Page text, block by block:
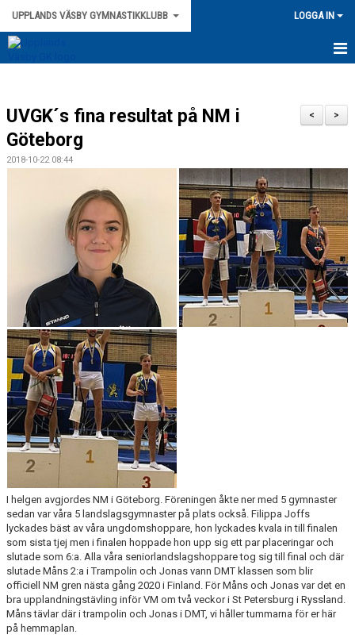
UPPLANDS VÄSBY GYMNASTIKKLUBB LOGGA IN
NYHETER
ANMÄLAN
TRUPPGYMNASTIK
BARNGYMNASTIK
LÄGER
KIROPRAKTOR
LEDARE
UTBILDNING FÖR LEDARE
OM KLUBBEN
>
<
UVGK´s fina resultat på NM i
Göteborg
2018-10-22 08:44
I helgen avgjordes NM i Göteborg. Föreningen åkte ner med 5 gymnaster
sedan var våra 5 landslagsgymnaster på plats också. Filippa Joffs
lyckades bäst av våra ungdomshoppare, hon lyckades kvala in till finalen
som sista tjej men i finalen hoppade hon upp sig ett par placeringar och
slutade som 6:a. Alla våra seniorlandslagshoppare tog sig till final och där
slutade Måns 2:a i Trampolin och Jonas vann DMT klassen som blir
officiell NM gren nästa gång 2020 i Finland. För Måns och Jonas var det en
bra upplandningstävling inför VM om två veckor i St Petersburg i Ryssland.
Måns tävlar där i trampolin och Jonas i DMT, vi håller tummarna för er här
på hemmaplan.